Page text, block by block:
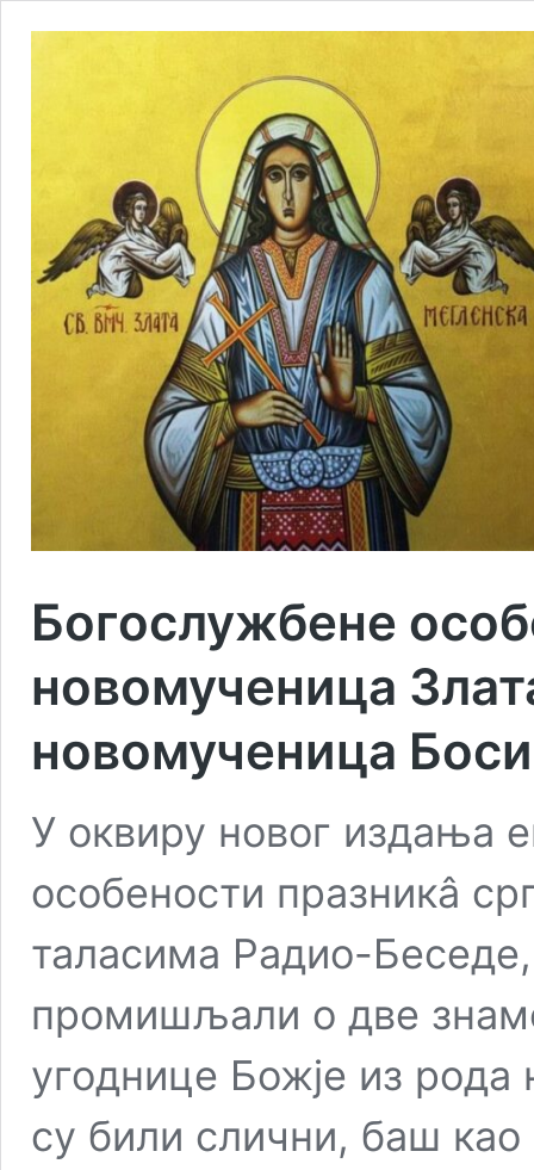
Богослужбене
новомученица
новомученица
У оквиру новог издања
особености празникâ
таласима Радио-
промишљали о две
угоднице Божје из рода
су били слични, баш